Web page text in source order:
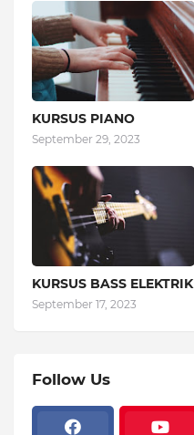
KURSUS PIANO
September 29, 2023
KURSUS BASS ELEKTRIK
September 17, 2023
Follow Us